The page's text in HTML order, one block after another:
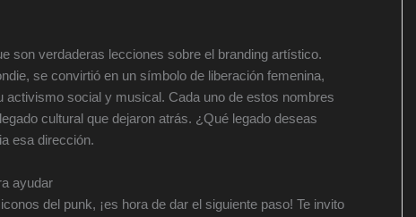
son verdaderas lecciones sobre el branding artístico.
se convirtió en un símbolo de liberación femenina,
social y musical. Cada uno de estos nombres
cultural que dejaron atrás. ¿Qué legado deseas
esa dirección.
ayudar
del punk, ¡es hora de dar el siguiente paso! Te invito